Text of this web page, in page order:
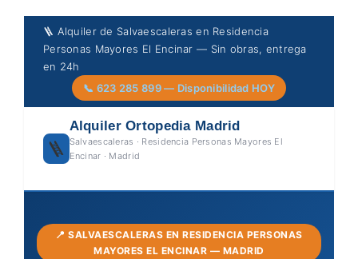
Skip
content
🪜 Alquiler de Salvaescaleras en Residencia
Personas Mayores El Encinar — Sin obras, entrega
en 24h
📞 623 285 899 — Disponibilidad HOY
🪜
Alquiler Ortopedia Madrid
Salvaescaleras · Residencia Personas Mayores El
Encinar · Madrid
📍 SALVAESCALERAS EN RESIDENCIA PERSONAS
MAYORES EL ENCINAR — MADRID